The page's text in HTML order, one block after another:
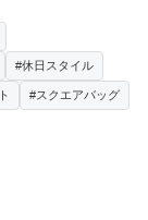
#休日スタイル
#スクエアバッグ